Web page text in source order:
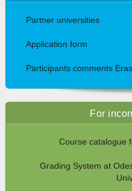
Partner universities
Application form
Participants comments
For
Course catalogue
Grading System at